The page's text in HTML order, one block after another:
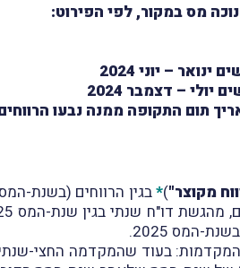
מס במקור, לפי הפירוט:
– יוני 2024
– דצמבר 2024
מקוצר")
*
המס 2025.
המקדמות: בעוד שהמקדמה החצי-